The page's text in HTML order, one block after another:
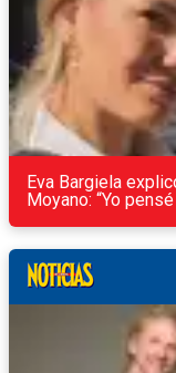
Eva Bargiela
Moyano: “Yo